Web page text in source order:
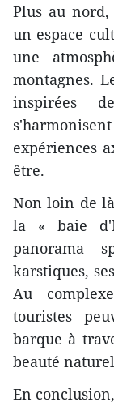
Plus au
un espace
une
montagnes.
inspirées
expériences
être.
Non loin de
la « baie
panorama
karstiques,
Au
touristes
barque à
beauté
En